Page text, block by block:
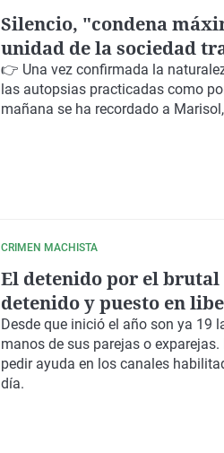
Silencio, "condena
unidad de la sociedad
ocurridos en Dolores
👉 Una vez confirmada la
las autopsias practicadas como
mañana se ha recordado a
CRIMEN MACHISTA
El detenido por el brutal
detenido y puesto en
Desde que inició el año son ya 19
manos de sus parejas o
pedir ayuda en los canales
día.